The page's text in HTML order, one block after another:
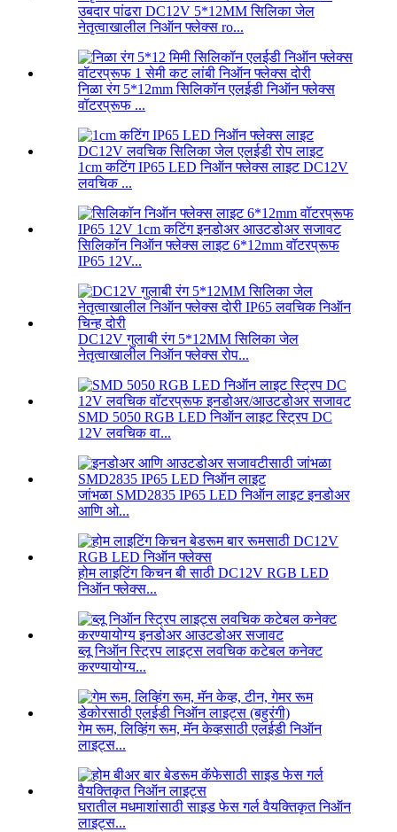
उबदार पांढरा DC12V 5*12MM सिलिका जेल
नेतृत्वाखालील निऑन फ्लेक्स ro...
निळा रंग 5*12mm सिलिकॉन एलईडी निऑन फ्लेक्स
वॉटरप्रूफ ...
1cm कटिंग IP65 LED निऑन फ्लेक्स लाइट DC12V
लवचिक ...
सिलिकॉन निऑन फ्लेक्स लाइट 6*12mm वॉटरप्रूफ
IP65 12V...
DC12V गुलाबी रंग 5*12MM सिलिका जेल
नेतृत्वाखालील निऑन फ्लेक्स रोप...
SMD 5050 RGB LED निऑन लाइट स्ट्रिप DC
12V लवचिक वा...
जांभळा SMD2835 IP65 LED निऑन लाइट इनडोअर
आणि ओ...
होम लाइटिंग किचन बी साठी DC12V RGB LED
निऑन फ्लेक्स...
ब्लू निऑन स्ट्रिप लाइट्स लवचिक कटेबल कनेक्ट
करण्यायोग्य...
गेम रूम, लिव्हिंग रूम, मॅन केव्हसाठी एलईडी निऑन
लाइट्स...
घरातील मधमाशांसाठी साइड फेस गर्ल वैयक्तिकृत निऑन
लाइट्स...